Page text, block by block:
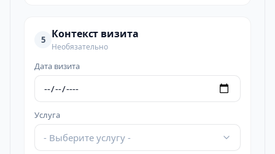
5 Контекст визита
Необязательно
Дата визита
Услуга
- Выберите услугу -